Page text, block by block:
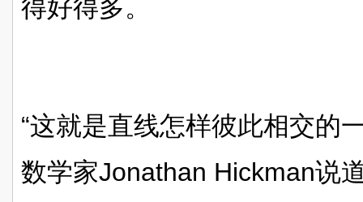
得好得多。
“这就是直线怎样彼此相交的
数学家Jonathan Hickman说